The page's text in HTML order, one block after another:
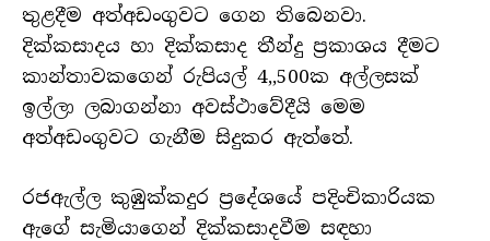
තුළදීම අත්අඩංගුවට ගෙන තිබෙනවා.
දික්කසාදය හා දික්කසාද තීන්දු ප්‍රකාශය දීමට
කාන්තාවකගෙන් රුපියල් 4,,500ක අල්ලසක්
ඉල්ලා ලබාගන්නා අවස්ථාවේදීයි මෙම
අත්අඩංගුවට ගැනීම සිදුකර ඇත්තේ.
රජඇල්ල කුඹුක්කදුර ප්‍රදේශයේ පදිංචිකාරියක
ඇගේ සැමියාගෙන් දික්කසාදවීම සඳහා